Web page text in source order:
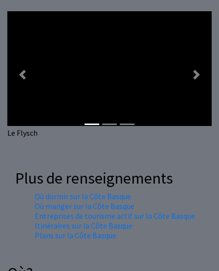
Le Flysch
Previous Next
Plus de renseignements
Où dormir sur la Côte Basque
Où manger sur la Côte Basque
Entreprises de tourisme actif sur la Côte Basque
Itinéraires sur la Côte Basque
Plans sur la Côte Basque